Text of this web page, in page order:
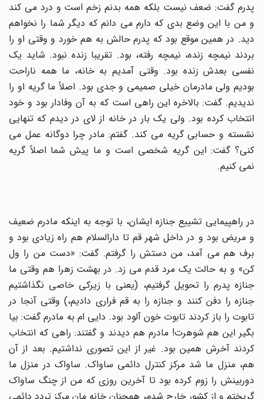
پدرم گفت: ضعف نیست بلکه همه بدنم زخم است و درد می کند
و من با این وضع بدی که دارم می دانم که دیگر شما را نخواهم
دید. در همین موقع بود که پدرم حالش به هم خورد و وقتی او را
بردند نیمچه زنده، نیمچه رفته، بود. تقریبا زنده نبود. شاید یک
نفسی بعدش زنده بود. وقتی آمدیم به خانه، ما همه ناراحت
بودیم ولی مادرمان خیلی صمیمی و جدی بود. اصلاً ما گریه او را
ندیدیم. گفت: بالاخره این راهی است که به آن وفادار بود و خود
انتخاب کرده بود. ولی یک بار در خانه از لای در دیدم که تنهایی
نشسته و حسابی گریه می کند. گفتم: مادر چرا دوگانه عمل می
کنی؟ گفت: این گریه شخصی است و ما پیش شما اصلاً گریه
نمی کنیم.
در راهپیمایی تشییع جنازه ایشان، با توجه به اینکه مادرم ضعیف
و مریض بود و در داخل شهر قم تا دارالسلام هم راه زیادی بود و
برف هم می آمد، من دستش را گرفتم. گفت: «دست من را ول
کن» و به حالت یک مرد قدم می زد. در بهشت زهرا هم وقتی ما
جنازه پدرم را تحویل گرفتیم، (یعنی با زیرکی خاصی نگذاشتیم
جنازه را دفن کنند و جنازه را به قم فراری دادیم،) وقتی آنجا در
تابوت را باز کردند تابوت خون آلود بود. دایی ام به مادرم گفت: بیا
بگیر این هم شوهرت! مادرم هم دیدند و گفتند: راهی که انتخاب
کردند آخرش همین بود. غیر از این تصوری نداشتیم. بعد از آن
هم، منزل ما شد مرکز کنترل دائمی ساواک. ساواک در منزل ما
دوربینش را زوم کرده بود تا آخرین روزی که من از چنگ ساواک